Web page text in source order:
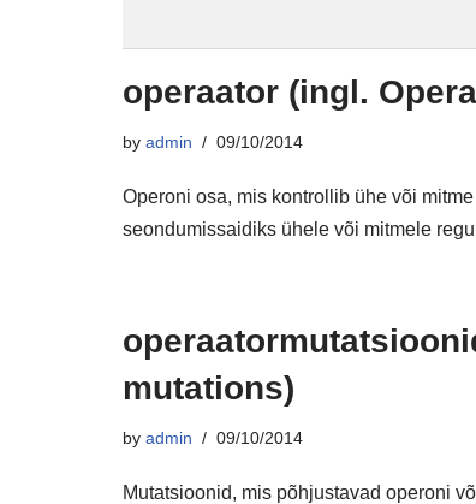
operaator (ingl.
by admin 09/10/2014
Operoni osa, mis kontrollib ühe või
seondumissaidiks ühele või mitmele
mutations)
by admin 09/10/2014
Mutatsioonid, mis põhjustavad operoni